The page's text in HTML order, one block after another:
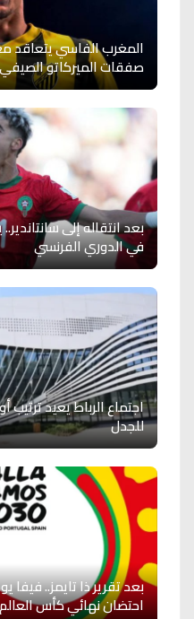
المغرب الفاسي يتعاقد
صفقات الميركاتو الصيفي
بعد انتقاله إلى
في الدوري الفرنسي
اجتماع الرباط يعيد ترتيب
للجدل
بعد تقرير ذا تايمز..
احتضان نهائي كأس العالم